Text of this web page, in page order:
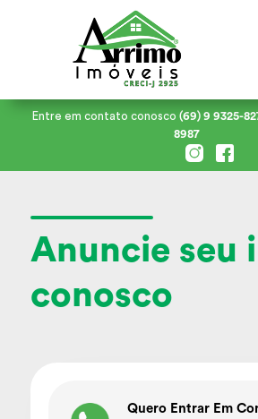
Entre em contato conosco (69) 9 9325-
8987
Anuncie seu
conosco
Quero Entrar Em